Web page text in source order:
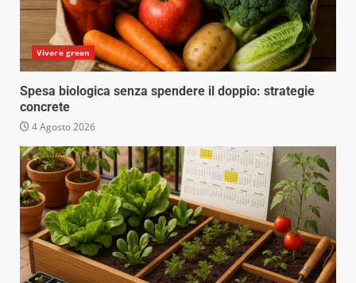
Vivere green
Spesa biologica senza spendere il doppio: strategie
concrete
4 Agosto 2026